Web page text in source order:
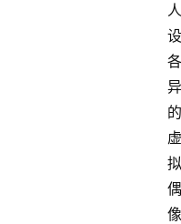
人
设
各
异
的
虚
拟
偶
像